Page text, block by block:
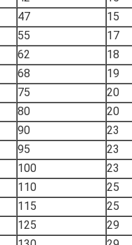
47 15
55 17
62 18
68 19
75 20
80 20
90 23
95 23
100 23
110 25
115 25
125 29